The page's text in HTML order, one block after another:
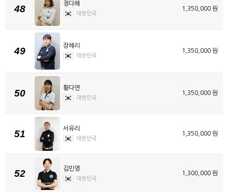
48 정다혜
대한민국
1,350,000 원
49 장혜리
대한민국
1,350,000 원
50 황다연
대한민국
1,350,000 원
51 서유리
대한민국
1,350,000 원
52 김민영
대한민국
1,300,000 원